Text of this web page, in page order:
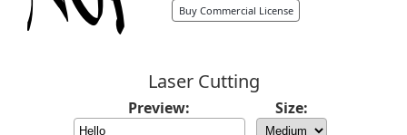
Buy Commercial License
Laser Cutting
Preview: Size: